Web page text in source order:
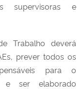
supervisoras e
Trabalho deverá
prever todos os
para o
e ser elaborado